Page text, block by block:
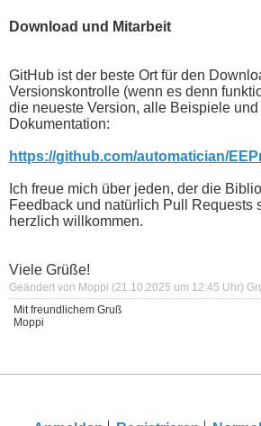
Download und Mitarbeit
GitHub ist der beste Ort für den
Versionskontrolle (wenn es denn
die neueste Version, alle Beispiele
Dokumentation:
https://github.com/automatician/
Ich freue mich über jeden, der die
Feedback und natürlich Pull Requests
herzlich willkommen.
Viele Grüße!
Geändert von Moppi (21.10.2025 um 12:45 Uhr)
Mit freundlichem Gruß
Moppi